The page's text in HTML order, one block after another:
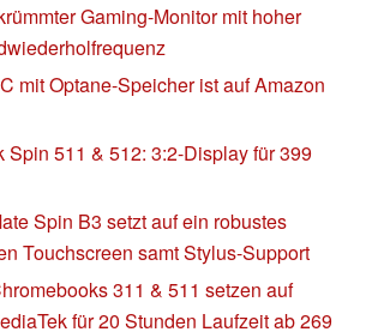
Gaming-Monitor mit hoher
mit Optane-Speicher ist auf Amazon
Spin 511 & 512: 3:2-Display für 399
Spin B3 setzt auf ein robustes
Touchscreen samt Stylus-Support
311 & 511 setzen auf
für 20 Stunden Laufzeit ab 269